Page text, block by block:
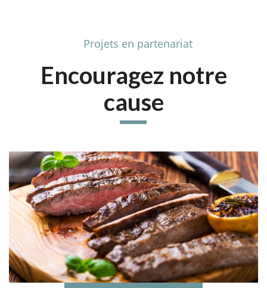
Projets en partenariat
Encouragez notre
cause